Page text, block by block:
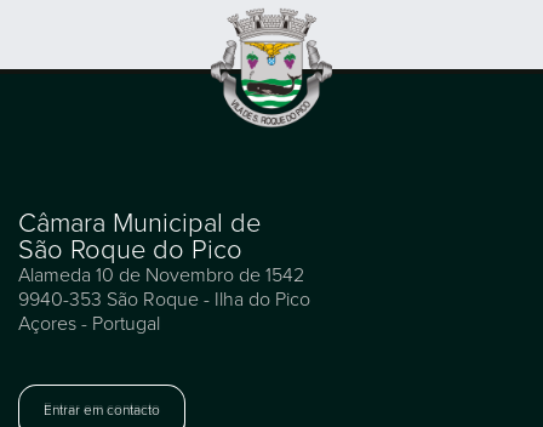
Câmara Municipal de
São Roque do Pico
Alameda 10 de Novembro de 1542
9940-353 São Roque - Ilha do Pico
Açores - Portugal
Entrar em contacto